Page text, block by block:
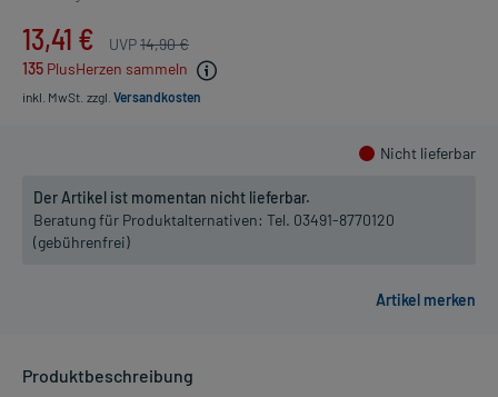
13,41 € UVP14,90 €
135 PlusHerzen sammeln
inkl. MwSt. zzgl. Versandkosten
Nicht lieferbar
Der Artikel ist momentan nicht lieferbar.
Beratung für Produktalternativen: Tel. 03491-8770120
(gebührenfrei)
Produktbeschreibung